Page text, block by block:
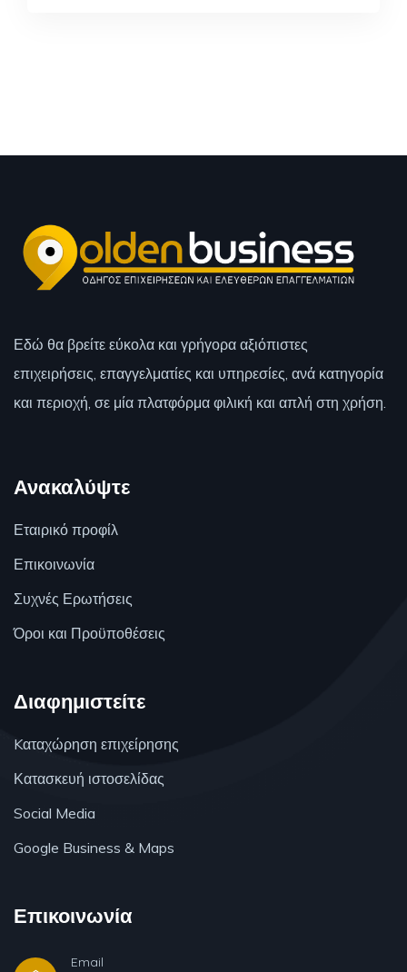
Εδώ θα βρείτε εύκολα και γρήγορα αξιόπιστες
επιχειρήσεις, επαγγελματίες και υπηρεσίες, ανά κατηγορία
και περιοχή, σε μία πλατφόρμα φιλική και απλή στη χρήση.
Ανακαλύψτε
Εταιρικό προφίλ
Επικοινωνία
Συχνές Ερωτήσεις
Όροι και Προϋποθέσεις
Διαφημιστείτε
Kαταχώρηση επιχείρησης
Κατασκευή ιστοσελίδας
Social Media
Google Business & Maps
Επικοινωνία
Email